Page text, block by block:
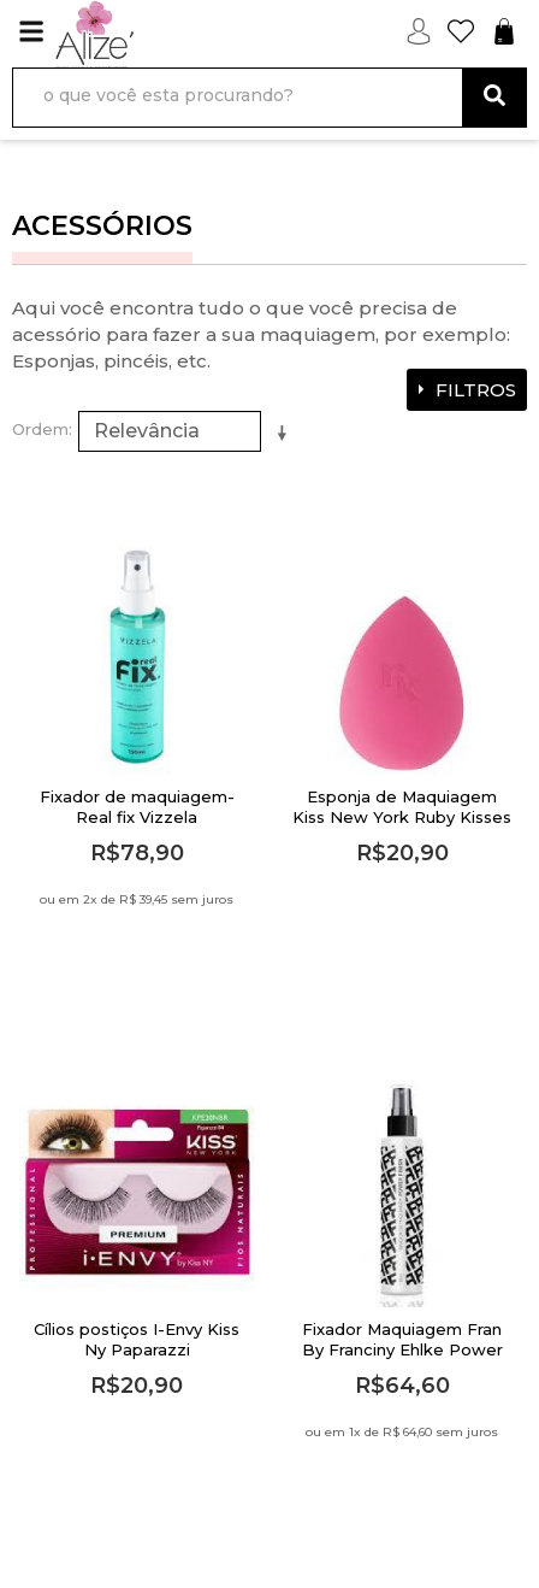
ACESSÓRIOS
Aqui você encontra tudo o que você precisa de
acessório para fazer a sua maquiagem, por exemplo:
Esponjas, pincéis, etc.
FILTROS
Ordem
Fixador de maquiagem-
Real fix Vizzela
R$78,90
ou em 2x de R$ 39,45 sem juros
Esponja de Maquiagem
Kiss New York Ruby Kisses
Blending Oval Teardrop -
12g
R$20,90
Cílios postiços I-Envy Kiss
Ny Paparazzi
R$20,90
Fixador Maquiagem Fran
By Franciny Ehlke Power
Finish 120ml
R$64,60
ou em 1x de R$ 64,60 sem juros